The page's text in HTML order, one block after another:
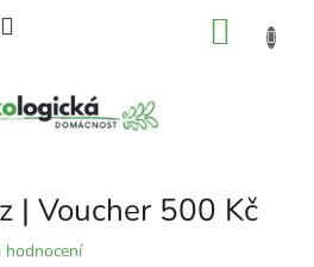
| Voucher 500 Kč